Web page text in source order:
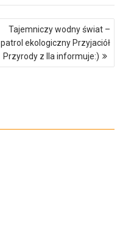
Tajemniczy wodny świat –
patrol ekologiczny Przyjaciół
Przyrody z IIa informuje:)